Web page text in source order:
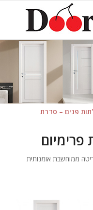
פנים – סדרת
ממוחשבת אומנותית